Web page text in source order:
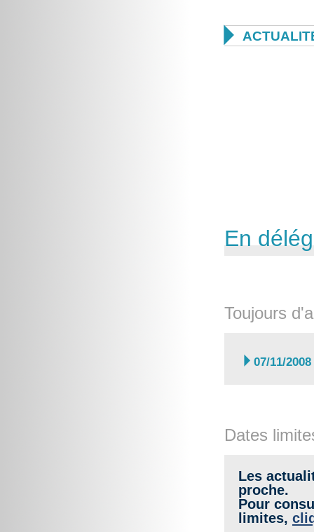

En
Toujours
 07/11/2008
Dates
Les
proche.
Pour
limites,